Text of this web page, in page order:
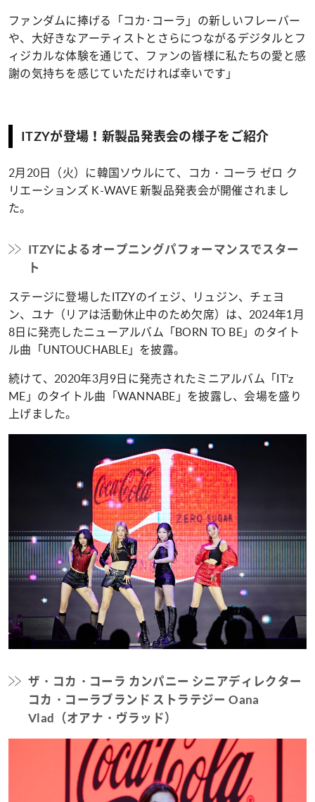
ファンダムに捧げる「コカ･コーラ」の新しいフレーバー
や、大好きなアーティストとさらにつながるデジタルとフ
ィジカルな体験を通じて、ファンの皆様に私たちの愛と感
謝の気持ちを感じていただければ幸いです」
ITZYが登場！新製品発表会の様子をご紹介
2月20日（火）に韓国ソウルにて、コカ・コーラ ゼロ ク
リエーションズ K-WAVE 新製品発表会が開催されまし
た。
ITZYによるオープニングパフォーマンスでスター
ト
ステージに登場したITZYのイェジ、リュジン、チェヨ
ン、ユナ（リアは活動休止中のため欠席）は、2024年1月
8日に発売したニューアルバム「BORN TO BE」のタイト
ル曲「UNTOUCHABLE」を披露。
続けて、2020年3月9日に発売されたミニアルバム「IT’z
ME」のタイトル曲「WANNABE」を披露し、会場を盛り
上げました。
ザ・コカ・コーラ カンパニー シニアディレクター
コカ・コーラブランド ストラテジー Oana
Vlad（オアナ・ヴラッド）